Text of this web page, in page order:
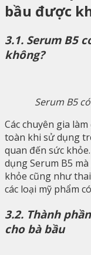
bầu được
3.1. Serum B5
không?
Serum B5
Các chuyên gia
toàn khi sử dụng
quan đến sức
dụng Serum B5
khỏe cũng như
các loại mỹ phẩm
3.2. Thành
cho bà bầu